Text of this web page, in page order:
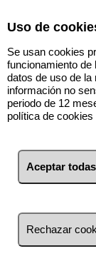
Volver
Uso de
Se usan cookies
funcionamiento
datos de uso de
información no
periodo de 12
política de
Aceptar
Rechazar